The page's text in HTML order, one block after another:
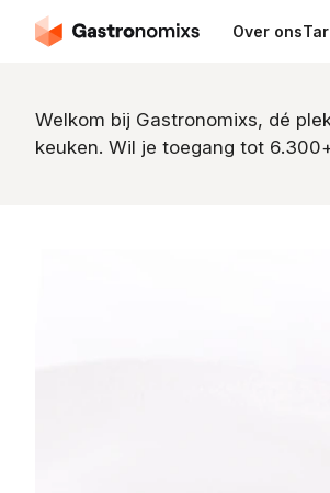
Over ons
Welkom bij Gastronomixs, dé
keuken. Wil je toegang tot